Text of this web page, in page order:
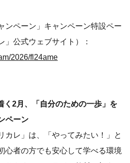
ペーン」キャンペーン特設ペー
」公式ウェブサイト）：
2026/fl24ame
く2月、「自分のための一歩」を
ペーン
カレ」は、「やってみたい！」と
心者の方でも安心して学べる環境